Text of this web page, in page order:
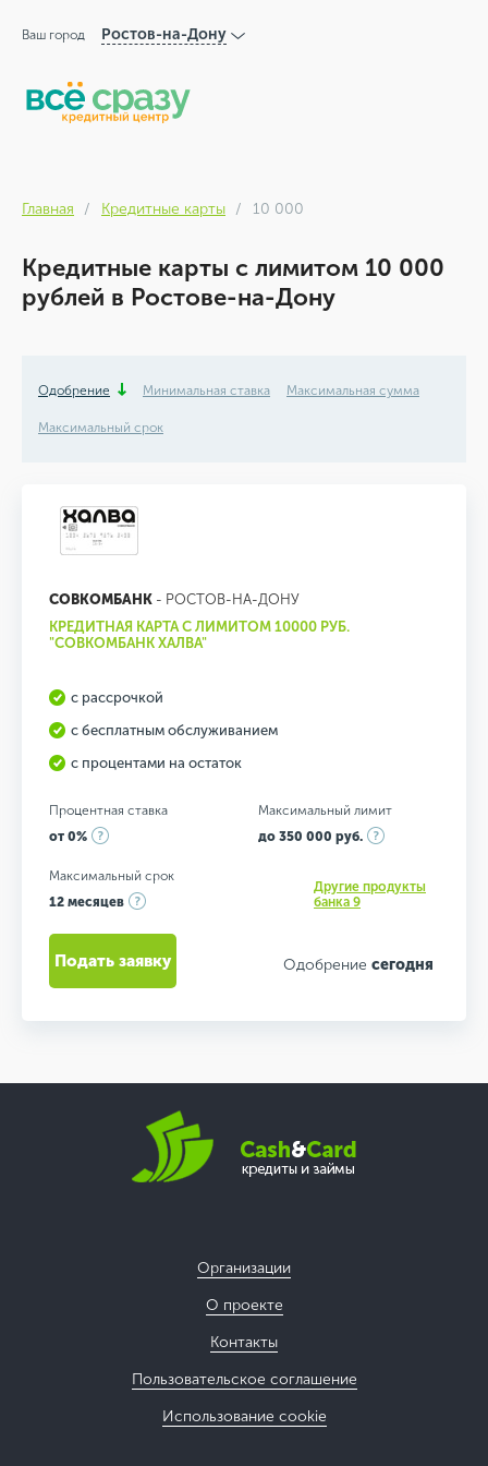
Ваш город Ростов-на-Дону
Главная Кредитные карты 10 000
Кредитные карты с лимитом 10 000
рублей в Ростове-на-Дону
Одобрение Минимальная ставка Максимальная сумма
Максимальный срок
СОВКОМБАНК - РОСТОВ-НА-ДОНУ
КРЕДИТНАЯ КАРТА С ЛИМИТОМ 10000 РУБ.
"СОВКОМБАНК ХАЛВА"
с рассрочкой
с бесплатным обслуживанием
с процентами на остаток
Процентная ставка
от 0%
Максимальный лимит
до 350 000 руб.
Максимальный срок
12 месяцев
Другие продукты
банка 9
Одобрение сегодня
Подать заявку
Организации
О проекте
Контакты
Пользовательское соглашение
Использование cookie